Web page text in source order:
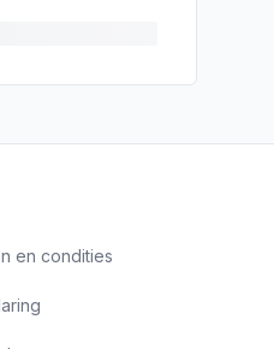
en condities